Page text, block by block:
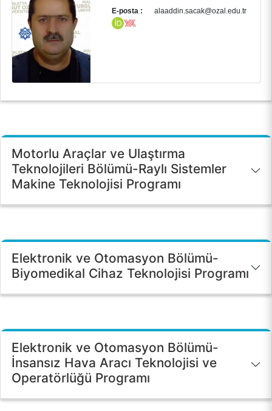
BÖLÜMLER
ÖĞRENCİ
KALİTE
E-HİZMET
İLETİŞİM
E-posta : alaaddin.sacak@ozal.edu.tr
Motorlu Araçlar ve Ulaştırma
Teknolojileri Bölümü-Raylı Sistemler
Makine Teknolojisi Programı
Elektronik ve Otomasyon Bölümü-
Biyomedikal Cihaz Teknolojisi Programı
Elektronik ve Otomasyon Bölümü-
İnsansız Hava Aracı Teknolojisi ve
Operatörlüğü Programı